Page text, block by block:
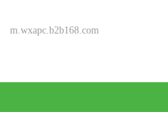
m.wxapc.b2b168.com